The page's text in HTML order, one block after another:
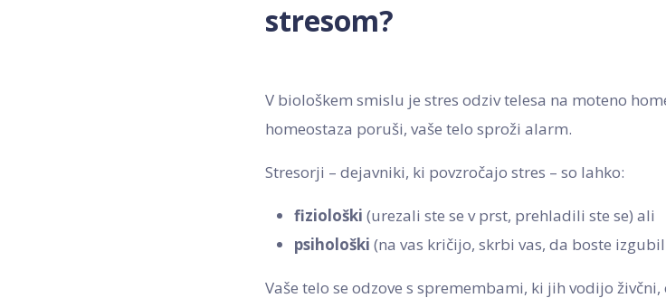
stresom?
V biološkem smislu je stres odziv telesa na moteno
homeostaza poruši, vaše telo sproži alarm.
Stresorji – dejavniki, ki povzročajo stres – so lahko:
fiziološki (urezali ste se v prst, prehladili ste se) ali
psihološki (na vas kričijo, skrbi vas, da boste
Vaše telo se odzove s spremembami, ki jih vodijo